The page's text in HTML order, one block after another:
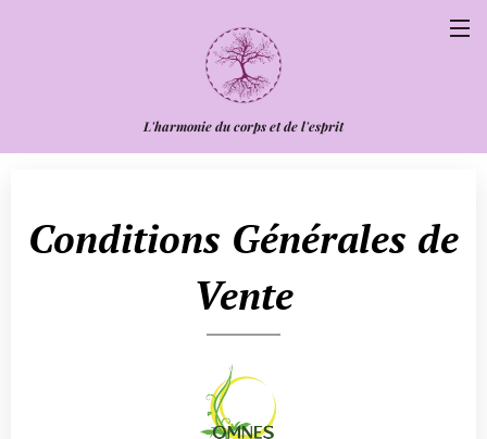
L'harmonie du corps et de l'esprit
Conditions Générales de
Vente